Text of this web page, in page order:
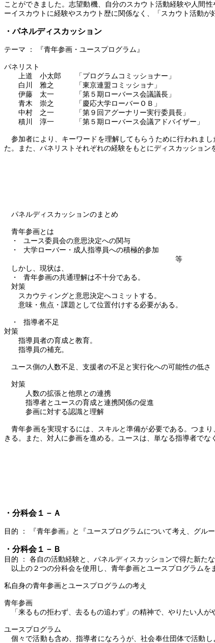
ことができました。志望動機、自分のスカウト活動経験や人間
ーイスカウトに経験やスカウト歴に関係なく、「スカウト活動
・パネルディスカッション
テーマ ： 『青年参画・ユースプログラム』
パネリスト
上道 小太郎 「プログラムコミッショナー」
白川 雅之 「東京連盟コミッショナ」
伊藤 太一 「第５期ローバース会議議長」
青木 崇之 「慶応大学ローバーＯＢ」
中村 之一 「第９回アグーナリー実行委員長」
積川 淳一 「第５期ローバース会議アドバイザー」
参加者により、キーワードを理解してもらうために行われま
た。また、パネリストそれぞれの経験をもとにディスカッショ
パネルディスカッションのまとめ
青年参画とは
・
ユース委員会の意思決定への関与
・
大学ローバー・成人指導員への積極的参加
等
しかし、現状は、
・
青年参画の共通理解は不十分である。
対策
スカウティングと意思決定へコミットする。
意味・焦点・課題として位置付けする必要がある。
・
指導者不足
対策
指導員者の育成と教育。
指導員の補充。
ユース側の人数不足、支援者の不足と実行化への可能性の低さ
対策
人数の拡張と他県との連携
指導者とユースの育成と連携関係の促進
参画に対する認識と理解
青年参画を実現するには、スキルと準備が必要である。つま
きる。また、対人に参画を進める。ユースは、単なる指導者で
・分科会１－Ａ
目的 ： 『青年参画』と『ユースプログラムについて考え、グル
・分科会１－Ｂ
目的 ：
各自の活動経験と、パネルディスカッションで得た新た
以上の２つの分科会を使用し、青年参画とユースプログラムを
私自身の青年参画とユースプログラムの考え
青年参画
「来るもの拒わず、去るもの追わず」の精神で、やりたい人が
ユースプログラム
個々で活動も含め、指導者になろうが、社会奉仕団体で活動